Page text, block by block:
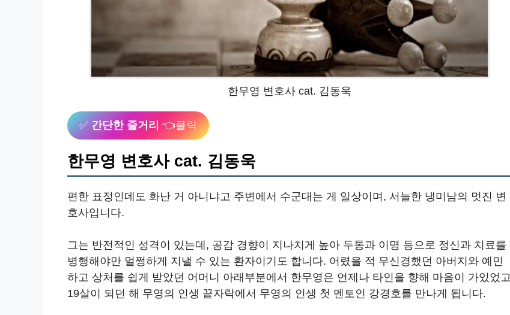
한무영 변호사 cat. 김동욱
✅ 간단한 줄거리 👈클릭
한무영 변호사 cat. 김동욱
편한 표정인데도 화난 거 아니냐고 주변에서 수군대는 게 일상이며, 서늘한 냉미남의 멋진 변
호사입니다.
그는 반전적인 성격이 있는데, 공감 경향이 지나치게 높아 두통과 이명 등으로 정신과 치료를
병행해야만 멀쩡하게 지낼 수 있는 환자이기도 합니다. 어렸을 적 무신경했던 아버지와 예민
하고 상처를 쉽게 받았던 어머니 아래부분에서 한무영은 언제나 타인을 향해 마음이 가있었고
19살이 되던 해 무영의 인생 끝자락에서 무영의 인생 첫 멘토인 강경호를 만나게 됩니다.